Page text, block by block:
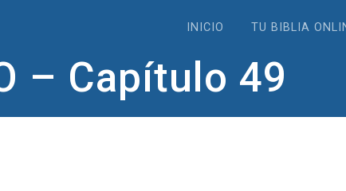
INICIO TU BIBLIA
– Capítulo 49